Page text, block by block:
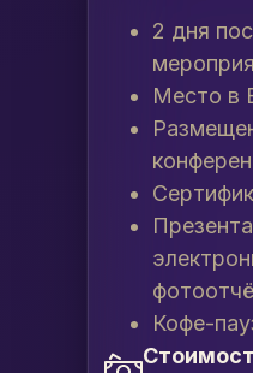
2 дня
Место в
Кофе-